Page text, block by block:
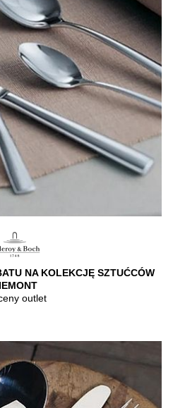
NA KOLEKCJĘ SZTUĆCÓW
outlet